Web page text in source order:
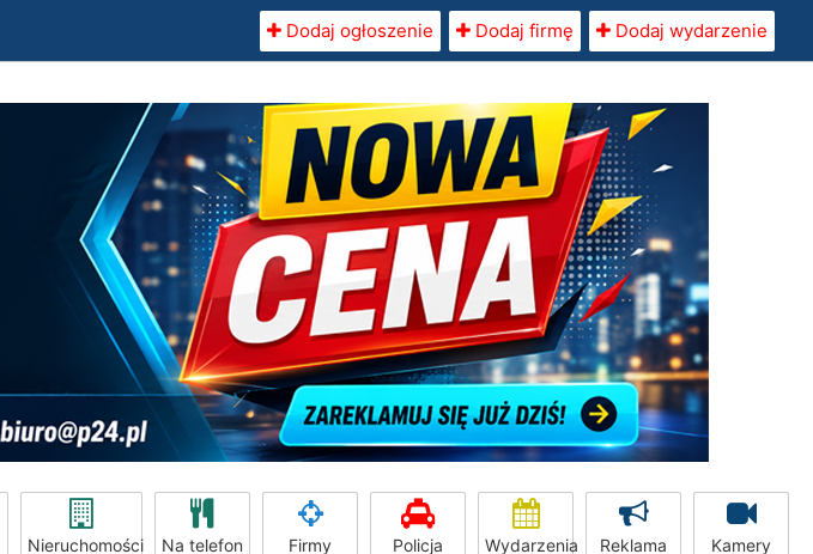
Dodaj ogłoszenie Dodaj firmę Dodaj wydarzenie
Nieruchomości Na telefon Firmy Policja Wydarzenia Reklama Kamery